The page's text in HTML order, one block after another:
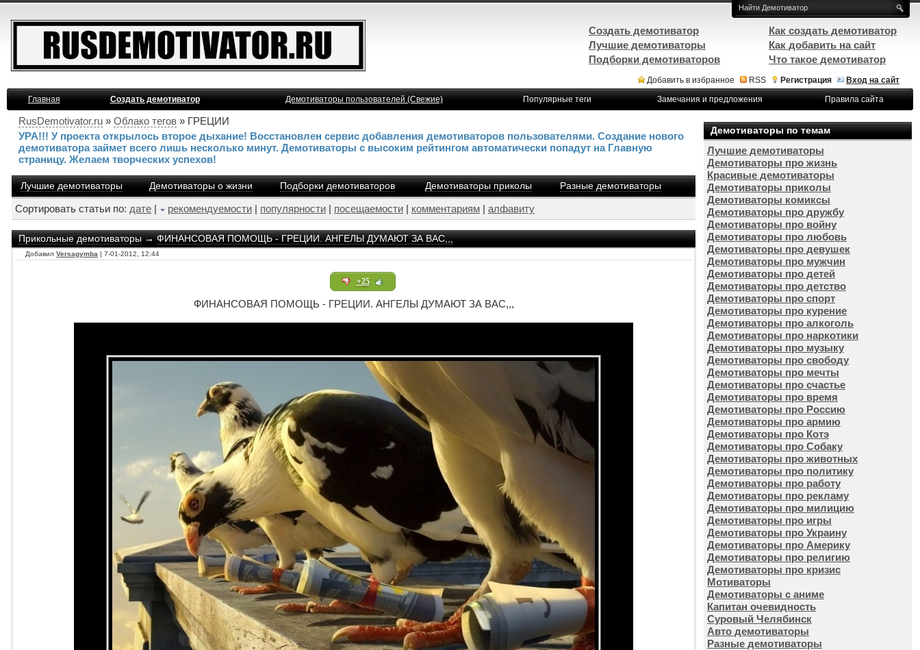
Добавить в избранное RSS Регистрация
Вход на сайт
Главная
Создать демотиватор Демотиваторы пользователей (Свежие) Популярные теги Замечания и предложения Правила сайта
RusDemotivator.ru » Облако тегов » ГРЕЦИИ
УРА!!! У проекта открылось второе дыхание! Восстановлен сервис добавления демотиваторов пользователями. Создание нового
демотиватора займет всего лишь несколько минут. Демотиваторы с высоким рейтингом автоматически попадут на Главную
страницу. Желаем творческих успехов!
Лучшие демотиваторы Демотиваторы о жизни Подборки демотиваторов Демотиваторы приколы Разные демотиваторы
Сортировать статьи по: дате | рекомендуемости | популярности | посещаемости | комментариям | алфавиту
Прикольные демотиваторы→ФИНАНСОВАЯ ПОМОЩЬ - ГРЕЦИИ. АНГЕЛЫ ДУМАЮТ ЗА ВАС,,,
Добавил Versagymba | 7-01-2012, 12:44
+25
ФИНАНСОВАЯ ПОМОЩЬ - ГРЕЦИИ. АНГЕЛЫ ДУМАЮТ ЗА ВАС,,,
Демотиваторы по темам
Лучшие демотиваторы
Демотиваторы про жизнь
Красивые демотиваторы
Демотиваторы приколы
Демотиваторы комиксы
Демотиваторы про дружбу
Демотиваторы про войну
Демотиваторы про любовь
Демотиваторы про девушек
Демотиваторы про мужчин
Демотиваторы про детей
Демотиваторы про детство
Демотиваторы про спорт
Демотиваторы про курение
Демотиваторы про алкоголь
Демотиваторы про наркотики
Демотиваторы про музыку
Демотиваторы про свободу
Демотиваторы про мечты
Демотиваторы про счастье
Демотиваторы про время
Демотиваторы про Россию
Демотиваторы про армию
Демотиваторы про Котэ
Демотиваторы про Собаку
Демотиваторы про животных
Демотиваторы про политику
Демотиваторы про работу
Демотиваторы про рекламу
Демотиваторы про милицию
Демотиваторы про игры
Демотиваторы про Украину
Демотиваторы про Америку
Демотиваторы про религию
Демотиваторы про кризис
Мотиваторы
Демотиваторы с аниме
Капитан очевидность
Суровый Челябинск
Авто демотиваторы
Разные демотиваторы
Создать демотиватор
Лучшие демотиваторы
Подборки демотиваторов
Как создать демотиватор
Как добавить на сайт
Что такое демотиватор